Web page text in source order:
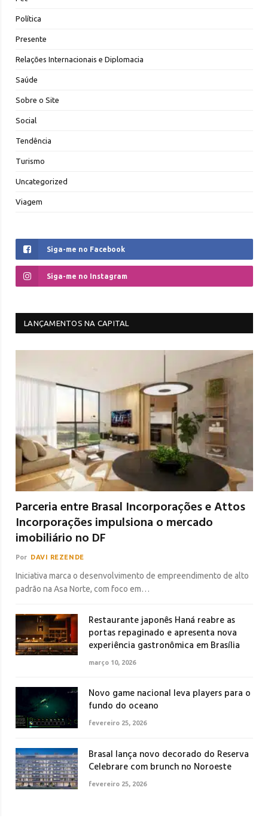
Política
Presente
Relações Internacionais e Diplomacia
Saúde
Sobre o Site
Social
Tendência
Turismo
Uncategorized
Viagem
Siga-me no Facebook
Siga-me no Instagram
LANÇAMENTOS NA CAPITAL
Parceria entre Brasal Incorporações e Attos
Incorporações impulsiona o mercado
imobiliário no DF
Por DAVI REZENDE
Iniciativa marca o desenvolvimento de empreendimento de alto
padrão na Asa Norte, com foco em…
Restaurante japonês Haná reabre as
portas repaginado e apresenta nova
experiência gastronômica em Brasília
março 10, 2026
Novo game nacional leva players para o
fundo do oceano
fevereiro 25, 2026
Brasal lança novo decorado do Reserva
Celebrare com brunch no Noroeste
fevereiro 25, 2026